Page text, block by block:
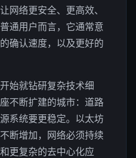
网络更安全、更高效、
通用户而言，它通常意
确认速度，以及更好的
始就钻研复杂技术细
不断扩建的城市：道路
系统要更稳定。以太坊
断增加，网络必须持续
更复杂的去中心化应